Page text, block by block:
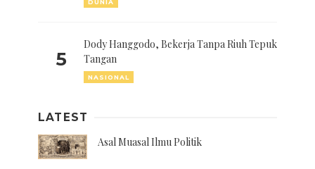
DUNIA
5
Dody Hanggodo, Bekerja Tanpa Riuh Tepuk
Tangan
NASIONAL
LATEST
Asal Muasal Ilmu Politik